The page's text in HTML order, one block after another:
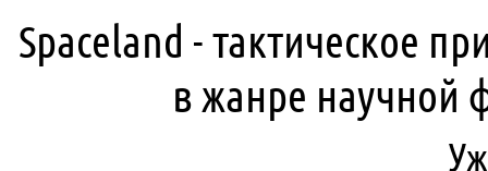
Spaceland - тактическое
в жанре научной